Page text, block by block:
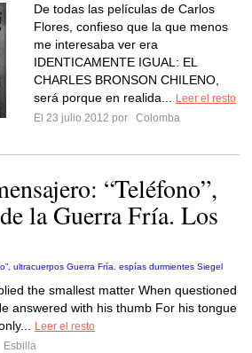
De todas las películas de Carlos
Flores, confieso que la que menos
me interesaba ver era
IDENTICAMENTE IGUAL: EL
CHARLES BRONSON CHILENO,
será porque en realida...
Leer el resto
El 23 julio 2012 por
Colomba
“Teléfono”,
la Guerra Fría. Los
the smallest matter When questioned
answered with his thumb For his tongue
Leer el resto
Esbilla